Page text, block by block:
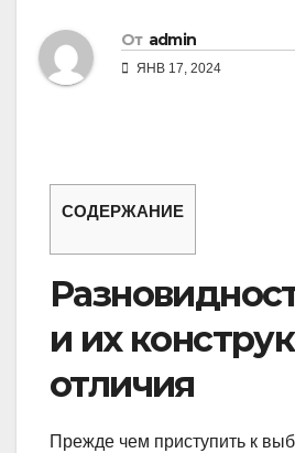
От admin
ЯНВ 17, 2024
СОДЕРЖАНИЕ
и их
отличия
Прежде чем приступить к